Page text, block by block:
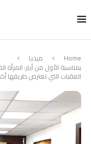
Home ميديا
بمناسبة الأول من أيار:
العقبات التي تعترض طريقها